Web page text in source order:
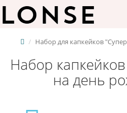
Набор для капкейков
Набор
на день